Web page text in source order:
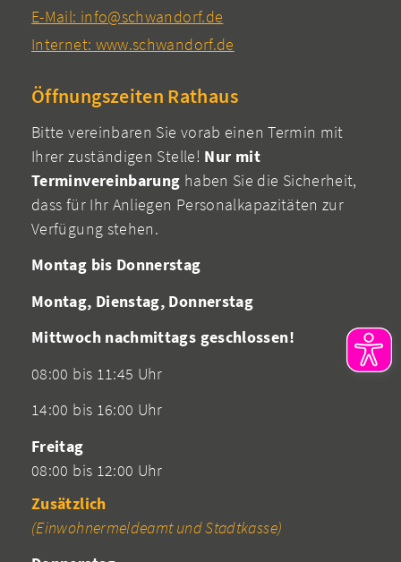
E-Mail: info@schwandorf.de
Internet: www.schwandorf.de
Öffnungszeiten Rathaus
Bitte vereinbaren Sie vorab einen Termin mit
Ihrer zuständigen Stelle! Nur mit
Terminvereinbarung haben Sie die Sicherheit,
dass für Ihr Anliegen Personalkapazitäten zur
Verfügung stehen.
Montag bis Donnerstag
Montag, Dienstag, Donnerstag
Mittwoch nachmittags geschlossen!
08:00 bis 11:45 Uhr
14:00 bis 16:00 Uhr
Freitag
08:00 bis 12:00 Uhr
Zusätzlich
(Einwohnermeldeamt und Stadtkasse)